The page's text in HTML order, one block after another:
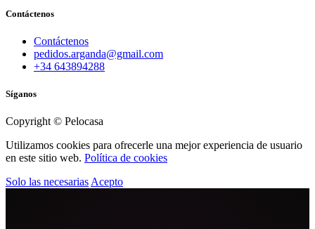
Contáctenos
Contáctenos
pedidos.arganda@gmail.com
+34 643894288
Síganos
Copyright © Pelocasa
Utilizamos cookies para ofrecerle una mejor experiencia de usuario
en este sitio web. Política de cookies
Solo las necesarias Acepto